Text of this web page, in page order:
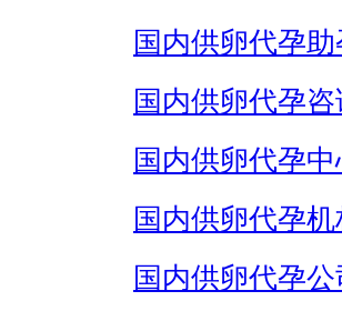
国内供卵代孕助
国内供卵代孕咨
国内供卵代孕中
国内供卵代孕机
国内供卵代孕公